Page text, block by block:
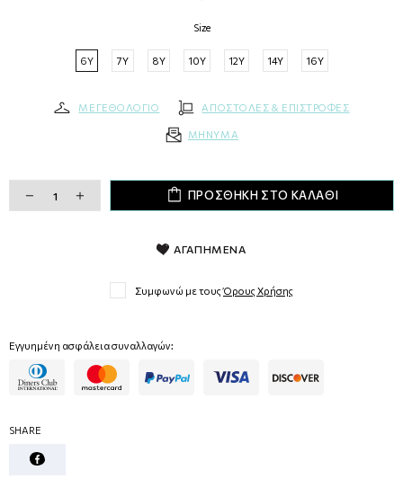
Size
6Y 7Y 8Y 10Y 12Y 14Y 16Y
ΜΕΓΕΘΟΛΟΓΙΟ ΑΠΟΣΤΟΛΕΣ & ΕΠΙΣΤΡΟΦΕΣ
MΗΝΥMA
ΠΡΟΣΘΗΚΗ ΣΤΟ ΚΑΛΑΘΙ
ΑΓΑΠΗΜΕΝΑ
Συμφωνώ με τουςΌρους Χρήσης
Εγγυημένη ασφάλεια συναλλαγών:
SHARE